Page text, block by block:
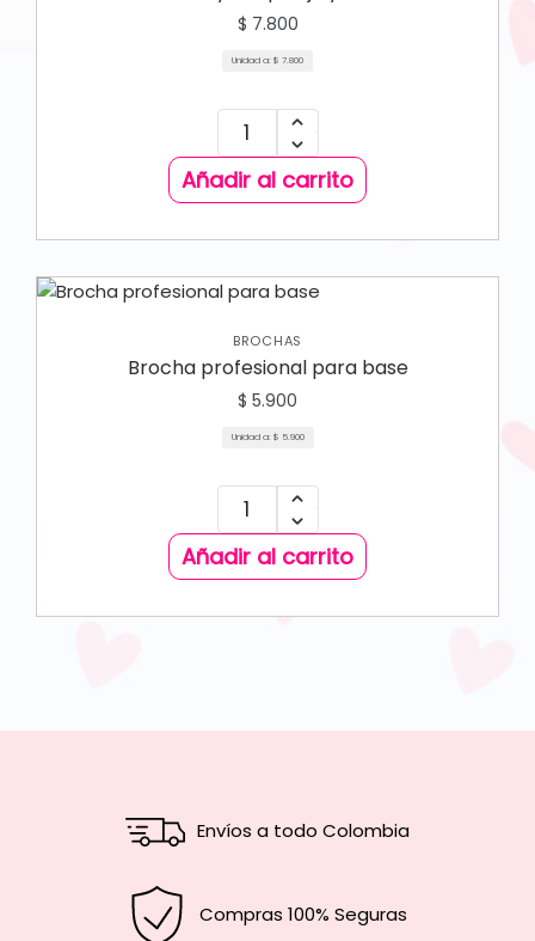
$ 7.800
Unidad a: $ 7.800
Añadir al carrito
BROCHAS
Brocha profesional para base
$ 5.900
Unidad a: $ 5.900
Añadir al carrito
Envíos a todo Colombia
Compras 100% Seguras